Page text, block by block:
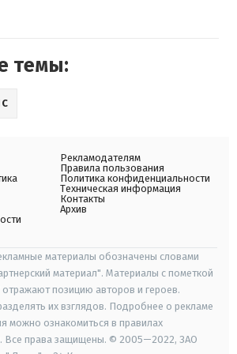
темы:
Рекламодателям
Правила пользования
Политика конфиденциальности
Техническая информация
Контакты
Архив
материалы обозначены словами
материал". Материалы с пометкой
позицию авторов и героев.
их взглядов. Подробнее о рекламе
можно ознакомиться в правилах
Все права защищены. © 2005—2022, ЗАО